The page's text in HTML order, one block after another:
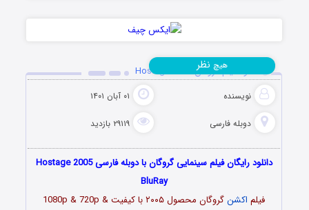
دانلود فیلم گروگان Hostage 2005
نویسنده ۰۱ آبان ۱۴۰۱
دوبله فارسی ۲۹۱۱۹ بازدید
هیچ نظر
دانلود رایگان فیلم سینمایی گروگان با دوبله فارسی Hostage 2005
BluRay
فیلم اکشن
گروگان محصول ۲۰۰۵ با کیفیت 1080p & 720p &